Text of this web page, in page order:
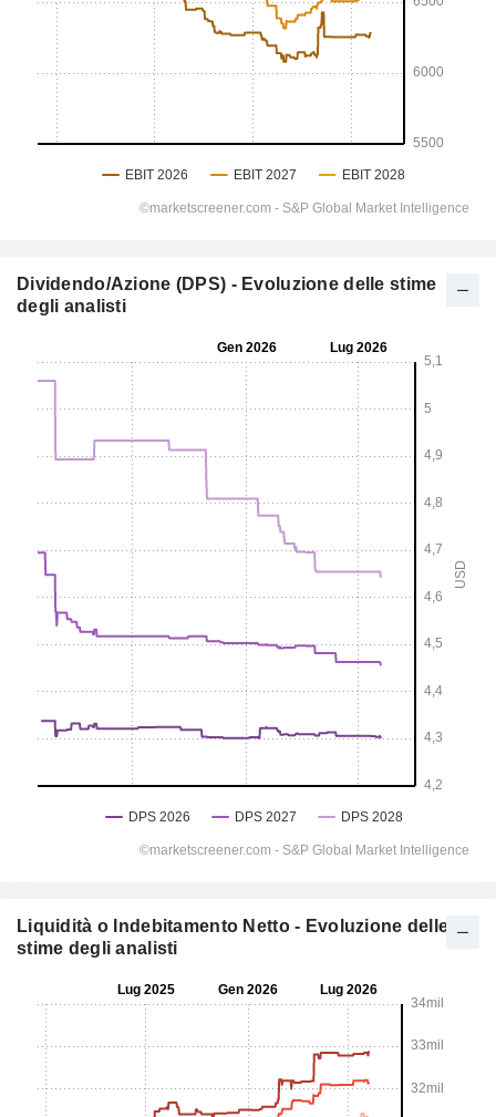
Dividendo/Azione (DPS) - Evoluzione delle stime
degli analisti
Liquidità o Indebitamento Netto - Evoluzione delle
stime degli analisti